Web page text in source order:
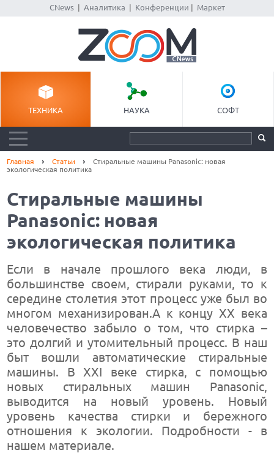
CNews| Аналитика Конференции Маркет
ТЕХНИКА НАУКА СОФТ
Главная Статьи
Стиральные машины Panasonic: новая
экологическая политика
Стиральные машины
Panasonic: новая
экологическая политика
Если в начале прошлого века люди, в
большинстве своем, стирали руками, то к
середине столетия этот процесс уже был во
многом механизирован.А к концу ХХ века
человечество забыло о том, что стирка –
это долгий и утомительный процесс. В наш
быт вошли автоматические стиральные
машины. В ХХI веке стирка, с помощью
новых стиральных машин Panasonic,
выводится на новый уровень. Новый
уровень качества стирки и бережного
отношения к экологии. Подробности - в
нашем материале.